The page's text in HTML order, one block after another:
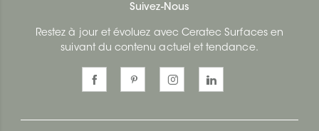
Suivez-Nous
Restez à jour et évoluez avec Ceratec Surfaces en
suivant du contenu actuel et tendance.